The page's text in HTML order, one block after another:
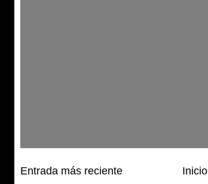
Entrada más reciente Inicio